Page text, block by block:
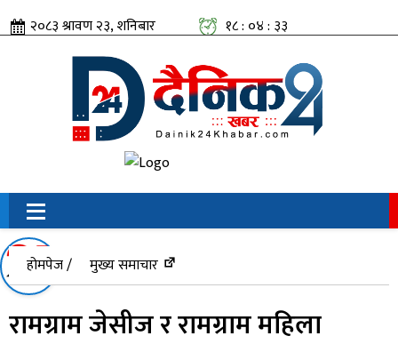
२०८३ श्रावण २३, शनिबार
१८ : ०४ : ३४
सामाजिक संजालतिर:
होमपेज / मुख्य समाचार
रामग्राम जेसीज र रामग्राम महिला